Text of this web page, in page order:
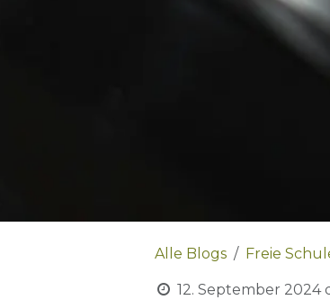
Alle Blogs Freie
12. September 2024